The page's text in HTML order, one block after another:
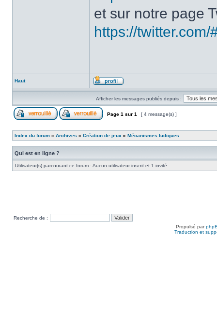
et sur notre page
https://twitter.com/
Haut
Afficher les messages publiés depuis :
Page 1 sur 1 [ 4 message(s) ]
Index du forum » Archives » Création de jeux » Mécanismes ludiques
Qui est en ligne ?
Utilisateur(s) parcourant ce forum : Aucun utilisateur inscrit et 1 invité
Recherche de :
Propulsé par
Traduction et